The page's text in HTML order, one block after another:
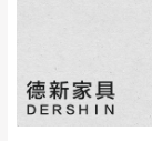
際商
訂購
訂購
丈量